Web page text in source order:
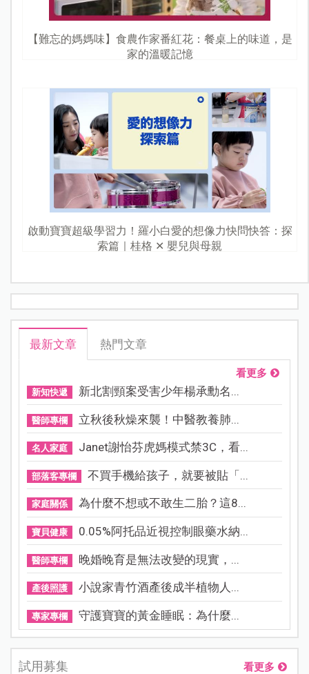
【難忘的媽媽味】食農作家番紅花：餐桌上的味道，是
家的溫暖記憶
啟動寶寶超級學習力！羅小白愛的想像力快問快答：探
索篇｜桂格 ✕ 嬰兒與母親
最新文章 熱門文章
看更多
新知快遞 新北割頸案受害少年楊承勳名...
醫師專欄 立秋後秋燥來襲！中醫教養肺...
名人家庭 Janet謝怡芬虎媽模式禁3C，看...
部落客專欄 不買手機給孩子，就要被貼「...
家庭關係 為什麼不想或不敢生二胎？這8...
寶貝健康 0.05%阿托品近視控制眼藥水納...
醫師專欄 晚婚晚育是無法改變的現實，...
產後照護 小說家青竹酒產後成半植物人...
專家專欄 守護寶寶的黃金睡眠：為什麼...
試用募集 看更多